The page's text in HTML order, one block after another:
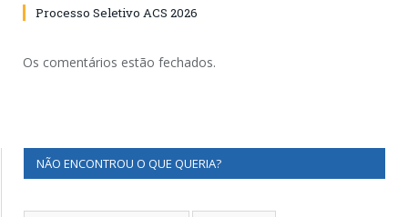
Processo Seletivo ACS 2026
Os comentários estão fechados.
NÃO ENCONTROU O QUE QUERIA?